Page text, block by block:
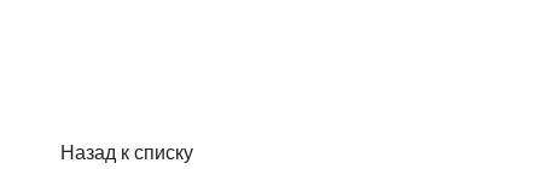
Назад к списку